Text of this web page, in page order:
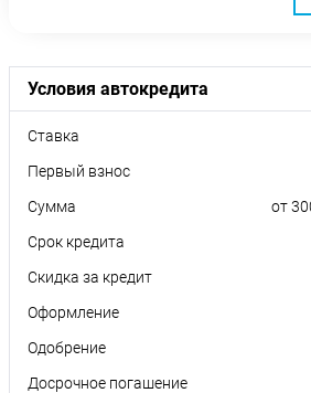
Условия автокредита
Ставка
Первый взнос
Сумма
от
Срок кредита
Скидка за кредит
Оформление
Одобрение
Досрочное погашение